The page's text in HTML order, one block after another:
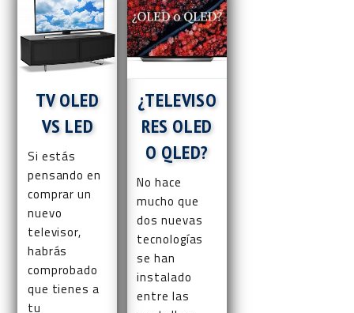
TV OLED
VS LED
Si estás
pensando en
comprar un
nuevo
televisor,
habrás
comprobado
que tienes a
tu
¿TELEVISO
RES OLED
O QLED?
No hace
mucho que
dos nuevas
tecnologías
se han
instalado
entre las